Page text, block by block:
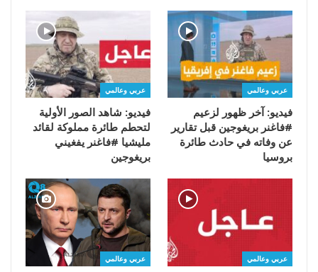
عربي وعالمي
فيديو: آخر ظهور لزعيم
#فاغنر بريغوجين قبل تقارير
عن وفاته في حادث طائرة
بروسيا
عربي وعالمي
فيديو: شاهد الصور الأولية
لتحطم طائرة مملوكة لقائد
مليشيا #فاغنر يفغيني
بريغوجين
عربي وعالمي عربي وعالمي